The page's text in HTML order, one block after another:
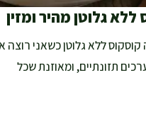
ללא גלוטן מהיר ומזין
קוסקוס ללא גלוטן כשאני רוצה
תזונתיים, ומאוזנת שכל